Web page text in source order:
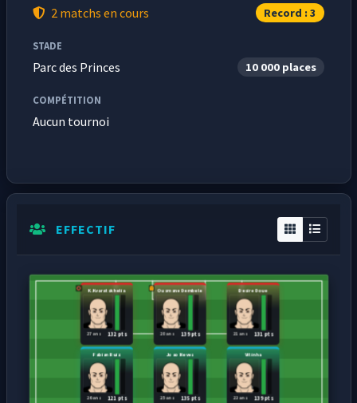
2 matchs en cours Record : 3
STADE
Parc des Princes 10 000 places
COMPÉTITION
Aucun tournoi
EFFECTIF
Fabian Ruiz
121 pts
26 ans
Joao Neves
135 pts
25 ans
Vitinha
139 pts
23 ans
K.Kvaratskhelia
132 pts
27 ans
Ousmane Dembele
139 pts
28 ans
Desire Doue
131 pts
21 ans